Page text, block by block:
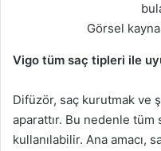
Görsel
Vigo tüm saç tipleri ile
Difüzör, saç kurutmak ve
aparattır. Bu nedenle
kullanılabilir. Ana amacı,